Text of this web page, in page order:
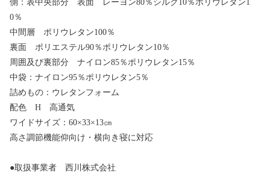
側：表中央部分 表面 レーヨン80％シルク10％ポリウレタン1
0％
中間層 ポリウレタン100％
裏面 ポリエステル90％ポリウレタン10％
周囲及び裏部分 ナイロン85％ポリウレタン15％
中袋：ナイロン95％ポリウレタン5％
詰めもの：ウレタンフォーム
配色 H 高通気
ワイドサイズ：60×33×13㎝
高さ調節機能仰向け・横向き寝に対応
●取扱事業者 西川株式会社